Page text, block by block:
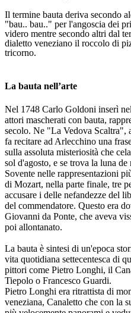
Il termine bauta deriva secondo
"bau.. bau.." per l'angoscia dei
videro mentre secondo altri dal
dialetto veneziano il roccolo di
tricorno.
La bauta nell’arte
Nel 1748 Carlo Goldoni inserì
attori mascherati con bauta,
secolo. Ne "La Vedova Scaltra",
fa recitare ad Arlecchino una
sulla assoluta misteriosità che
sol d'agosto, e se trova la luna de
Sovente nelle rappresentazioni
di Mozart, nella parte finale, tre
accusare i delle nefandezze del
del commendatore. Questo era
Giovanni da Ponte, che aveva
poi allontanato.
La bauta è sintesi di un'epoca
vita quotidiana settecentesca di
pittori come Pietro Longhi, il
Tiepolo o Francesco Guardi.
Pietro Longhi era ritrattista di
veneziana, Canaletto che con la